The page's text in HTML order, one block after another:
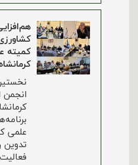
کمیته
انجمن
علمی
تدوین